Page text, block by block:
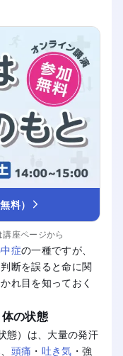
料）
座ページから
症の一種ですが、
断を誤ると命に関
れ目を知っておく
の状態
態）は、大量の発汗
頭痛 ・ 吐き気 ・強